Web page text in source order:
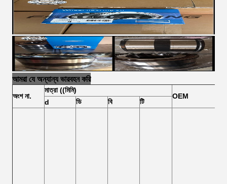
আমরা যে অন্যান্য ভারবহন করি
অংশ না.
মাত্রা ((মিমি)
OEM
d ডি বি টি